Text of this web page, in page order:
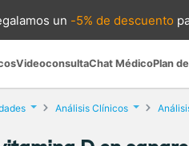
un -5% de descuento
VideoconsultaChat MédicoPlan
Análisis Clínicos